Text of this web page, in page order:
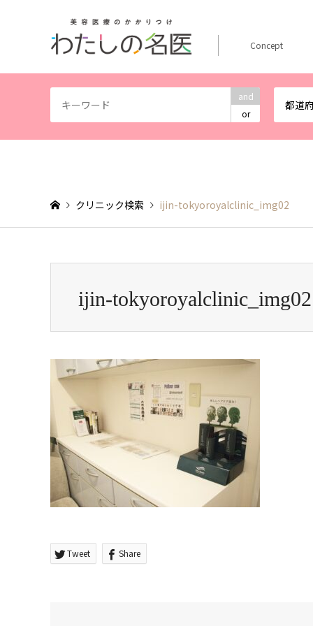
and
or
都道
Concept
クリニック検索 ijin-tokyoroyalclinic_img02
ijin-tokyoroyalclinic_img02
Tweet Share